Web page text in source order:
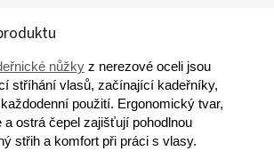
nůžky z nerezové oceli jsou
stříhání vlasů, začínající kadeřníky,
použití. Ergonomický tvar,
a ostrá čepel zajišťují pohodlnou
střih a komfort při práci s vlasy.